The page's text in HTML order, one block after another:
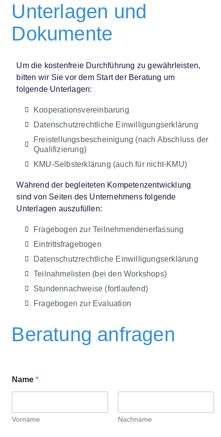
Unterlagen und
Dokumente
Um die kostenfreie Durchführung zu gewährleisten,
bitten wir Sie vor dem Start der Beratung um
folgende Unterlagen:
Kooperationsvereinbarung
Datenschutzrechtliche Einwilligungserklärung​
Freistellungsbescheinigung (nach Abschluss der
Qualifizierung)​
KMU-Selbsterklärung (auch für nicht-KMU)
Während der begleiteten Kompetenzentwicklung
sind von Seiten des Unternehmens folgende
Unterlagen auszufüllen:
Fragebogen zur Teilnehmendenerfassung​
Eintrittsfragebogen
Datenschutzrechtliche Einwilligungserklärung
Teilnahmelisten (bei den Workshops)
Stundennachweise (fortlaufend)
Fragebogen zur Evaluation
Beratung anfragen
Name*
Vorname Nachname